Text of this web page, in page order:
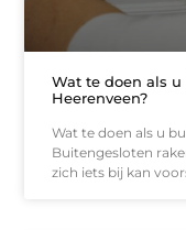
Wat te doen als
Heerenveen?
Wat te doen als u
Buitengesloten
zich iets bij kan